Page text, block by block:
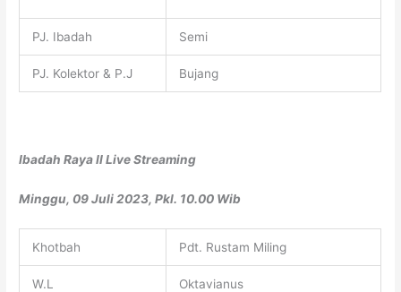
PJ. Ibadah Semi
PJ. Kolektor & P.J Bujang
Ibadah Raya II Live Streaming
Minggu, 09 Juli 2023, Pkl. 10.00 Wib
Khotbah Pdt. Rustam Miling
W.L Oktavianus